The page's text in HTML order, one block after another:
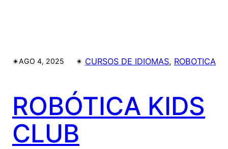
✴︎AGO 4, 2025 ✴︎ CURSOS DE IDIOMAS, ROBOTICA
ROBÓTICA KIDS
CLUB